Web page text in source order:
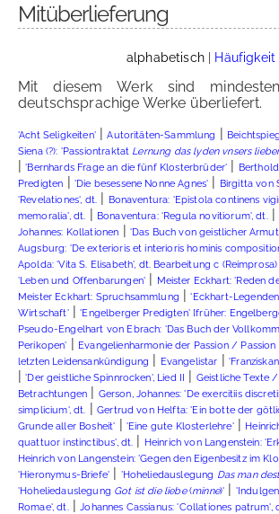
Mitüberlieferung
alphabetisch| Häufigkeit
Mit diesem Werk sind
deutschsprachige Werke überliefert.
'Acht Seligkeiten'|Autoritäten-Sammlung |
Siena (?): 'Passiontraktat Lernung das lyden vnsers
|'Bernhards Frage an die fünf Klosterbrüder' |
Predigten | 'Die besessene Nonne Agnes' | Birgitta von
'Revelationes', dt. | Bonaventura: 'Epistola continens
memoralia', dt. | Bonaventura: 'Regula novitiorum', dt.|
Johannes: Kollationen | 'Das Buch von geistlicher
Augsburg: 'De exterioris et interioris hominis
Apolda: 'Vita S. Elisabeth', dt. Bearbeitung c (Reimprosa)
'Leben und Offenbarungen' | Meister Eckhart: 'Reden
Meister Eckhart: Spruchsammlung |'Eckhart-
Wirtschaft'|'Engelberger Predigten' [früher:
Pseudo-Engelhart von Ebrach: 'Das Buch der
Perikopen' | Evangelienharmonie der Passion /
letzten Leidensankündigung | Evangelistar |
|'Der geistliche Spinnrocken', Lied II | Geistliche Texte
Betrachtungen | Gerson, Johannes: 'De exercitiis
simplicium', dt. |Gertrud von Helfta: 'Ein botte der
Grunde aller Bosheit' | 'Eine gute Klosterlehre'|
quattuor instinctibus', dt. | Heinrich von Langenstein:
Heinrich von Langenstein: 'Gegen den Eigenbesitz im
'Hieronymus-Briefe' | 'Hoheliedauslegung Das man
'Hoheliedauslegung Got ist die liebe(minne)' |
Romae', dt.|Johannes Cassianus: 'Collationes patrum',